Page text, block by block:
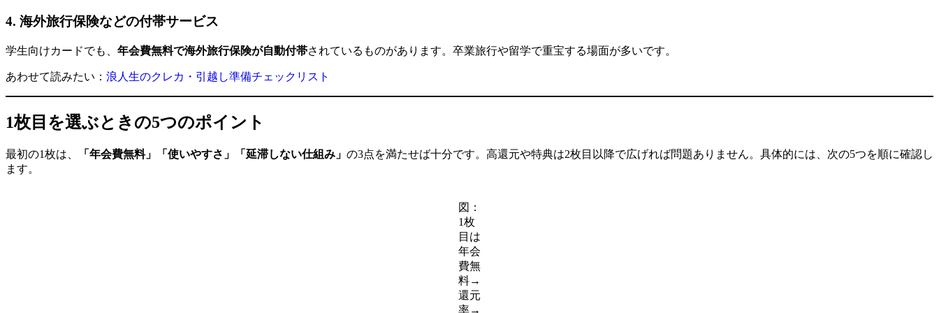
4. 海外旅行保険などの付帯サービス
学生向けカードでも、 年会費無料で海外旅行保険が自動付帯されているものがあります。卒業旅行や留学で重宝する場面が多いです。
あわせて読みたい： 浪人生のクレカ・引越し準備チェックリスト
1枚目を選ぶときの5つのポイント
最初の1枚は、 「年会費無料」「使いやすさ」「延滞しない仕組み」 の3点を満たせば十分です。高還元や特典は2枚目以降で広げれば問題ありません。具体的には、次の5つを順に確認し
ます。
図：
1枚
目は
年会
費無
料→
還元
率→